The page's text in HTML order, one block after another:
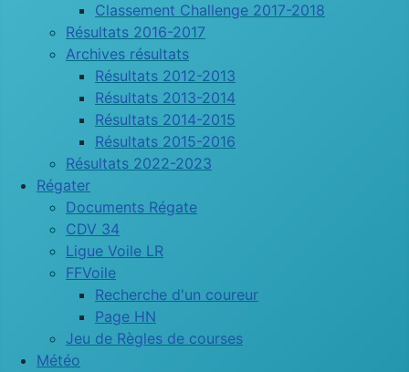
Classement Challenge 2017-2018
Résultats 2016-2017
Archives résultats
Résultats 2012-2013
Résultats 2013-2014
Résultats 2014-2015
Résultats 2015-2016
Résultats 2022-2023
Régater
Documents Régate
CDV 34
Ligue Voile LR
FFVoile
Recherche d'un coureur
Page HN
Jeu de Règles de courses
Météo